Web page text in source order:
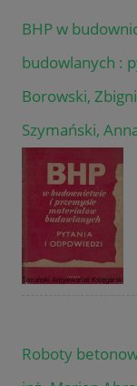
BHP w
budowlanych :
Borowski,
Szymański,
Roboty